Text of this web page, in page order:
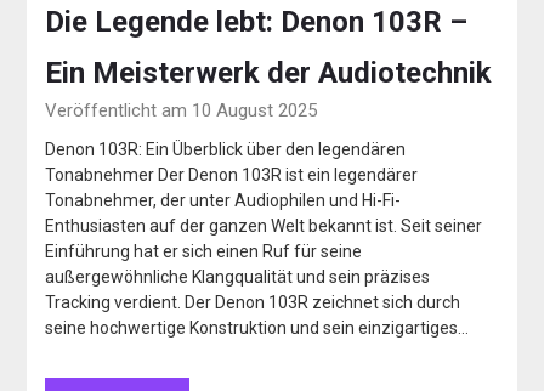
Die Legende lebt: Denon 103R –
Ein Meisterwerk der Audiotechnik
Veröffentlicht am 10 August 2025
Denon 103R: Ein Überblick über den legendären
Tonabnehmer Der Denon 103R ist ein legendärer
Tonabnehmer, der unter Audiophilen und Hi-Fi-
Enthusiasten auf der ganzen Welt bekannt ist. Seit seiner
Einführung hat er sich einen Ruf für seine
außergewöhnliche Klangqualität und sein präzises
Tracking verdient. Der Denon 103R zeichnet sich durch
seine hochwertige Konstruktion und sein einzigartiges…